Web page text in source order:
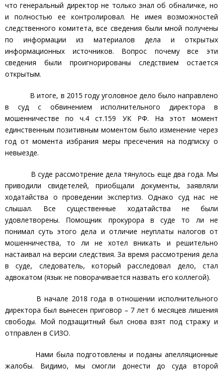
что генеральный директор не только знал об обналичке, но
и полностью ее контролировал. Не имея возможностей
следственного комитета, все сведения были мной получены
по информации из материалов дела и открытых
информационных источников. Вопрос почему все эти
сведения были проигнорированы следствием остается
открытым.
В итоге, в 2015 году уголовное дело было направлено
в суд с обвинением исполнительного директора в
мошенничестве по ч.4 ст.159 УК РФ. На этот момент
единственным позитивным моментом было изменение через
год от момента избрания меры пресечения на подписку о
невыезде.
В суде рассмотрение дела тянулось еще два года. Мы
приводили свидетелей, приобщали документы, заявляли
ходатайства о проведении экспертиз. Однако суд нас не
слышал. Все существенные ходатайства не были
удовлетворены. Помощник прокурора в суде то ли не
понимал суть этого дела и отличие неуплаты налогов от
мошенничества, то ли не хотел вникать и решительно
настаивал на версии следствия. За время рассмотрения дела
в суде, следователь, который расследовал дело, стал
адвокатом (язык не поворачивается назвать его коллегой).
В начале 2018 года в отношении исполнительного
директора был вынесен приговор – 7 лет 6 месяцев лишения
свободы. Мой подзащитный был снова взят под стражу и
отправлен в СИЗО.
Нами была подготовлены и поданы апелляционные
жалобы. Видимо, мы смогли донести до суда второй